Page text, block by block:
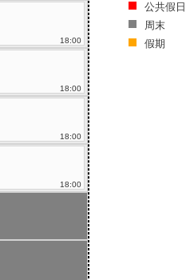
18:00
18:00
18:00
18:00
公共假日
周末
假期